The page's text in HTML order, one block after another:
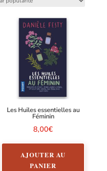
Les Huiles essentielles au
Féminin
8,00€
AJOUTER AU
PANIER